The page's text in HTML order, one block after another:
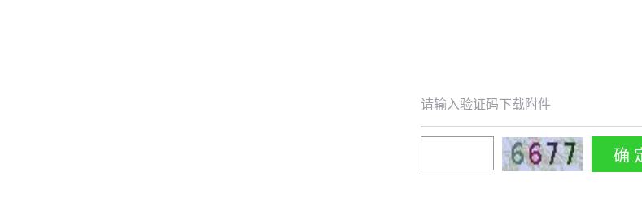
请输入验证码下载附件